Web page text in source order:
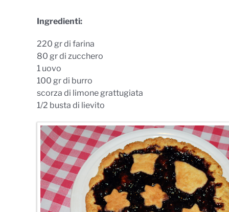
Ingredienti:
220 gr di farina
80 gr di zucchero
1 uovo
100 gr di burro
scorza di limone grattugiata
1/2 busta di lievito